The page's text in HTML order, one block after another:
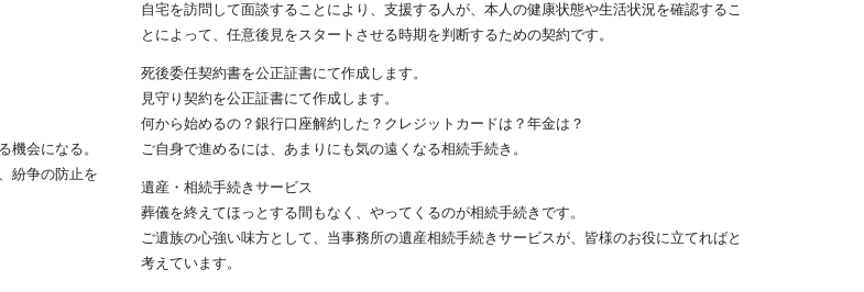
機会になる。
紛争の防止を
自宅を訪問して面談することにより、支援する人が、本人の健康状態や生活状況を確認するこ
とによって、任意後見をスタートさせる時期を判断するための契約です。
死後委任契約書を公正証書にて作成します。
見守り契約を公正証書にて作成します。
何から始めるの？銀行口座解約した？クレジットカードは？年金は？
ご自身で進めるには、あまりにも気の遠くなる相続手続き。
遺産・相続手続きサービス
葬儀を終えてほっとする間もなく、やってくるのが相続手続きです。
ご遺族の心強い味方として、当事務所の遺産相続手続きサービスが、皆様のお役に立てればと
考えています。